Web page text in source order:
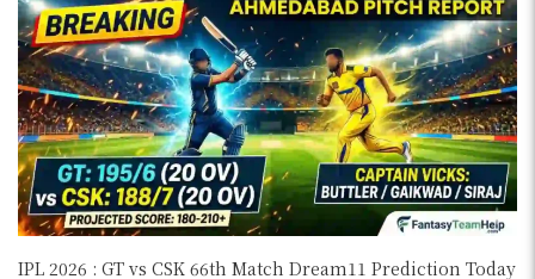
IPL 2026 : GT vs CSK 66th Match Dream11 Prediction Today